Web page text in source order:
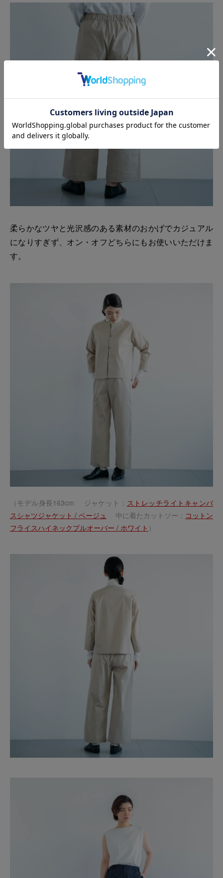
柔らかなツヤと光沢感のある素材のおかげでカジュアル
になりすぎず、オン・オフどちらにもお使いいただけま
す。
（モデル身長163cm ジャケット： ストレッチライトキャンバ
スシャツジャケット / ベージュ 中に着たカットソー： コットン
フライスハイネックプルオーバー / ホワイト ）